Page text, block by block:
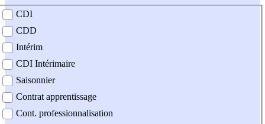
contrat
CDI
CDD
Intérim
CDI Intérimaire
Saisonnier
Contrat apprentissage
Cont. professionnalisation